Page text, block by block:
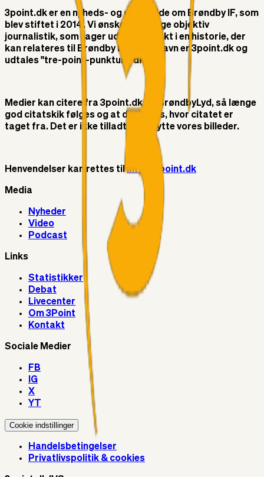
3point.dk er en nyheds- og debatside om Brøndby IF, som
blev stiftet i 2014. Vi ønsker at bringe objektiv
journalistik, som tager udgangspunkt i en historie, der
kan relateres til Brøndby IF. Vores navn er 3point.dk og
udtales "tre-point-punktum-dk"
Medier kan citere fra 3point.dk og BrøndbyLyd, så længe
god citatskik følges og at der linkes, hvor citatet er
taget fra. Det er ikke tilladt at benytte vores billeder.
Henvendelser kan rettes tilinfo@3point.dk
Media
Nyheder
Video
Podcast
Links
Statistikker
Debat
Livecenter
Om 3Point
Kontakt
Sociale Medier
FB
IG
X
YT
Cookie indstillinger
Handelsbetingelser
Privatlivspolitik & cookies